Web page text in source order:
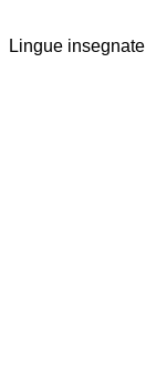
Lingue insegnate